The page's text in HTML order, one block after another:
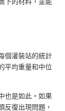
個灌裝站的統計
平均重量和中位
也是如此。如果
反復出現問題，